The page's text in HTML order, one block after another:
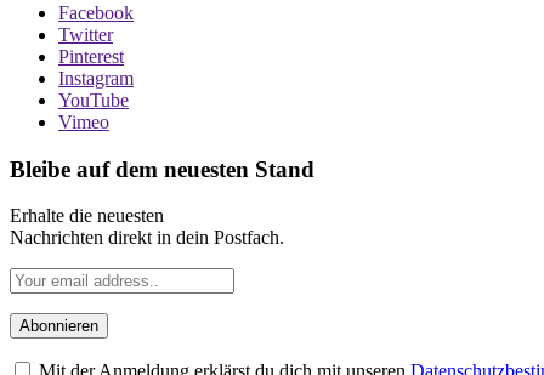
Facebook
Twitter
Pinterest
Instagram
YouTube
Vimeo
Bleibe auf dem neuesten Stand
Erhalte die neuesten
Nachrichten direkt in dein Postfach.